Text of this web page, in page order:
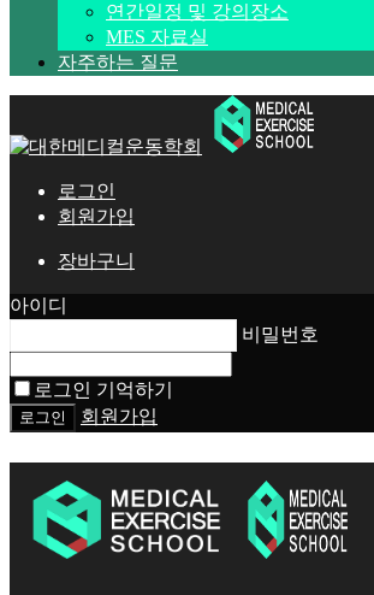
연간일정 및 강의장소
MES 자료실
자주하는 질문
로그인
회원가입
장바구니
아이디
비밀번호
로그인 기억하기
회원가입